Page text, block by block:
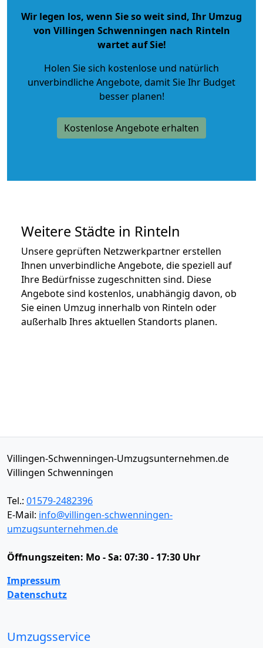
Wir legen los, wenn Sie so weit sind, Ihr Umzug
von Villingen Schwenningen nach Rinteln
wartet auf Sie!
Holen Sie sich kostenlose und natürlich
unverbindliche Angebote, damit Sie Ihr Budget
besser planen!
Kostenlose Angebote erhalten
Weitere Städte in Rinteln
Unsere geprüften Netzwerkpartner erstellen
Ihnen unverbindliche Angebote, die speziell auf
Ihre Bedürfnisse zugeschnitten sind. Diese
Angebote sind kostenlos, unabhängig davon, ob
Sie einen Umzug innerhalb von Rinteln oder
außerhalb Ihres aktuellen Standorts planen.
Villingen-Schwenningen-Umzugsunternehmen.de
Villingen Schwenningen
Tel.: 01579-2482396
E-Mail: info@villingen-schwenningen-
umzugsunternehmen.de
Öffnungszeiten: Mo - Sa: 07:30 - 17:30 Uhr
Impressum
Datenschutz
Umzugsservice